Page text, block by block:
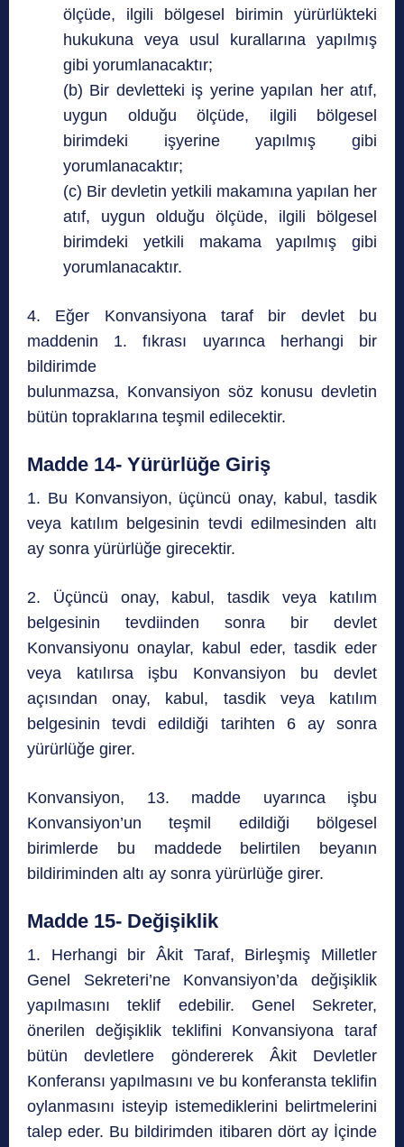
ölçüde, ilgili bölgesel birimin yürürlükteki
hukukuna veya usul kurallarına yapılmış
gibi yorumlanacaktır;
(b) Bir devletteki iş yerine yapılan her atıf,
uygun olduğu ölçüde, ilgili bölgesel
birimdeki işyerine yapılmış gibi
yorumlanacaktır;
(c) Bir devletin yetkili makamına yapılan her
atıf, uygun olduğu ölçüde, ilgili bölgesel
birimdeki yetkili makama yapılmış gibi
yorumlanacaktır.
4. Eğer Konvansiyona taraf bir devlet bu
maddenin 1. fıkrası uyarınca herhangi bir
bildirimde
bulunmazsa, Konvansiyon söz konusu devletin
bütün topraklarına teşmil edilecektir.
Madde 14- Yürürlüğe Giriş
1. Bu Konvansiyon, üçüncü onay, kabul, tasdik
veya katılım belgesinin tevdi edilmesinden altı
ay sonra yürürlüğe girecektir.
2. Üçüncü onay, kabul, tasdik veya katılım
belgesinin tevdiinden sonra bir devlet
Konvansiyonu onaylar, kabul eder, tasdik eder
veya katılırsa işbu Konvansiyon bu devlet
açısından onay, kabul, tasdik veya katılım
belgesinin tevdi edildiği tarihten 6 ay sonra
yürürlüğe girer.
Konvansiyon, 13. madde uyarınca işbu
Konvansiyon’un teşmil edildiği bölgesel
birimlerde bu maddede belirtilen beyanın
bildiriminden altı ay sonra yürürlüğe girer.
Madde 15- Değişiklik
1. Herhangi bir Âkit Taraf, Birleşmiş Milletler
Genel Sekreteri’ne Konvansiyon’da değişiklik
yapılmasını teklif edebilir. Genel Sekreter,
önerilen değişiklik teklifini Konvansiyona taraf
bütün devletlere göndererek Âkit Devletler
Konferansı yapılmasını ve bu konferansta teklifin
oylanmasını isteyip istemediklerini belirtmelerini
talep eder. Bu bildirimden itibaren dört ay İçinde